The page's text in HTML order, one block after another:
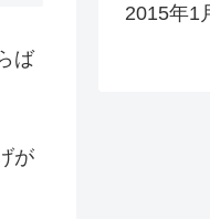
ば
が
2015年1